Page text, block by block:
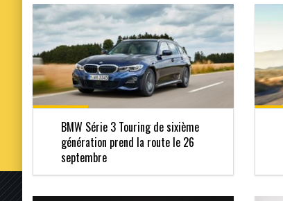
BMW Série 3 Touring de sixième
génération prend la route le 26
septembre